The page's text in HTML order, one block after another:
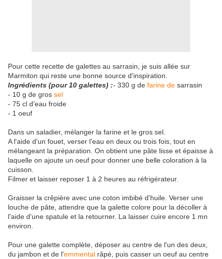
Pour cette recette de galettes au sarrasin, je suis allée sur
Marmiton qui reste une bonne source d'inspiration.
Ingrédients (pour 10 galettes) :- 330 g de farine de sarrasin
- 10 g de gros sel
- 75 cl d'eau froide
- 1 oeuf
Dans un saladier, mélanger la farine et le gros sel.
A l'aide d'un fouet, verser l'eau en deux ou trois fois, tout en
mélangeant la préparation. On obtient une pâte lisse et épaisse à
laquelle on ajoute un oeuf pour donner une belle coloration à la
cuisson.
Filmer et laisser reposer 1 à 2 heures au réfrigérateur.
Graisser la crêpière avec une coton imbibé d'huile. Verser une
louche de pâte, attendre que la galette colore pour la décoller à
l'aide d'une spatule et la retourner. La laisser cuire encore 1 mn
environ.
Pour une galette complète, déposer au centre de l'un des deux,
du jambon et de l'emmental râpé, puis casser un oeuf au centre